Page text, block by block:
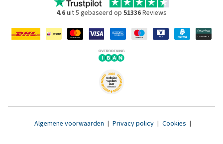
4.6uit 5 gebaseerd op 51336Reviews
Algemene voorwaarden | Privacy policy | Cookies |